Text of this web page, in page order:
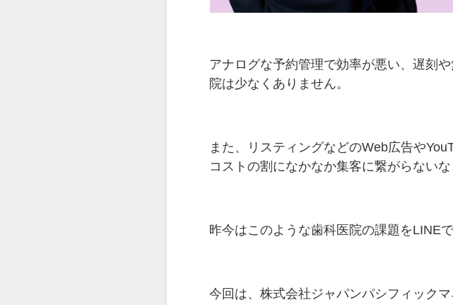
アナログな予約管理で効率が悪い、遅刻
院は少なくありません。
また、リスティングなどのWeb広告や
コストの割になかなか集客に繋がらない
昨今はこのような歯科医院の課題をLINE
今回は、株式会社ジャパンパシフィック